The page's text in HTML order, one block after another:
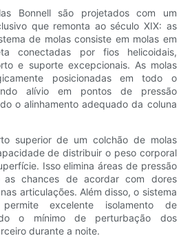
Bonnell são projetados com um
que remonta ao século XIX: as
de molas consiste em molas em
conectadas por fios helicoidais,
e suporte excepcionais. As molas
posicionadas em todo o
alívio em pontos de pressão
o alinhamento adequado da coluna
superior de um colchão de molas
de distribuir o peso corporal
Isso elimina áreas de pressão
as chances de acordar com dores
articulações. Além disso, o sistema
excelente isolamento de
o mínimo de perturbação dos
durante a noite.